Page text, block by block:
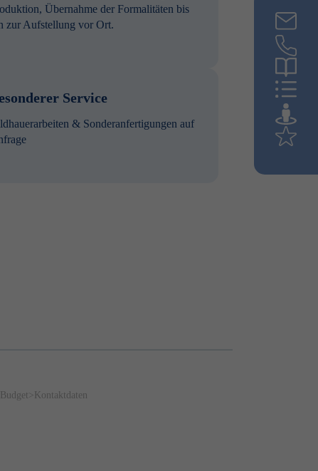
Übernahme der Formalitäten bis
zur Aufstellung vor Ort.
Service
& Sonderanfertigungen auf
Budget > Kontaktdaten